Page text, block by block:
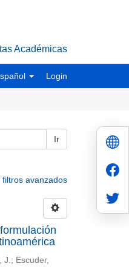
Académicas
Login
Ir
filtros avanzados
J.; Escuder,